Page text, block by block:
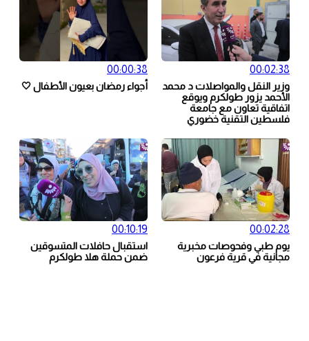
00:02:38
وزير النقل والمواصلات د محمد
الأحمد يزور طولكرم ويوقع
اتفاقية تعاون مع جامعة
فلسطين التقنية خضوري
00:00:38
أجواء رمضان بعيون الأطفال 🤍
00:02:28
يوم طبي وفحوصات مخبرية
مجانية في قرية فرعون
00:10:19
استقبال حافلات المتسوقين
ضمن حملة هلا طولكرم